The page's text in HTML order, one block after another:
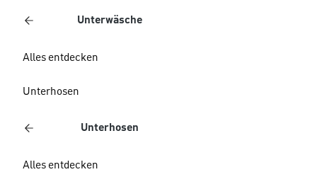
Unterwäsche
Alles entdecken
Unterhosen
Unterhosen
Alles entdecken